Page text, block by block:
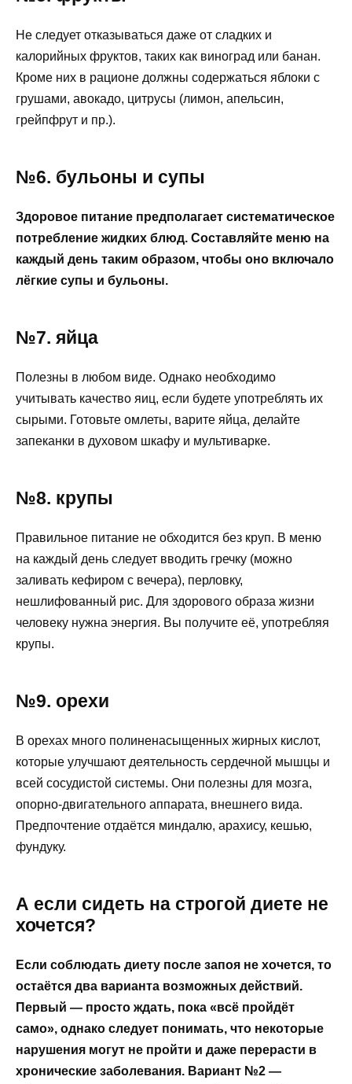
Не следует отказываться даже от сладких и
калорийных фруктов, таких как виноград или банан.
Кроме них в рационе должны содержаться яблоки с
грушами, авокадо, цитрусы (лимон, апельсин,
грейпфрут и пр.).
№6. бульоны и супы
Здоровое питание предполагает систематическое
потребление жидких блюд. Составляйте меню на
каждый день таким образом, чтобы оно включало
лёгкие супы и бульоны.
№7. яйца
Полезны в любом виде. Однако необходимо
учитывать качество яиц, если будете употреблять их
сырыми. Готовьте омлеты, варите яйца, делайте
запеканки в духовом шкафу и мультиварке.
№8. крупы
Правильное питание не обходится без круп. В меню
на каждый день следует вводить гречку (можно
заливать кефиром с вечера), перловку,
нешлифованный рис. Для здорового образа жизни
человеку нужна энергия. Вы получите её, употребляя
крупы.
№9. орехи
В орехах много полиненасыщенных жирных кислот,
которые улучшают деятельность сердечной мышцы и
всей сосудистой системы. Они полезны для мозга,
опорно-двигательного аппарата, внешнего вида.
Предпочтение отдаётся миндалю, арахису, кешью,
фундуку.
А если сидеть на строгой диете не
хочется?
Если соблюдать диету после запоя не хочется, то
остаётся два варианта возможных действий.
Первый — просто ждать, пока «всё пройдёт
само», однако следует понимать, что некоторые
нарушения могут не пройти и даже перерасти в
хронические заболевания. Вариант №2 —